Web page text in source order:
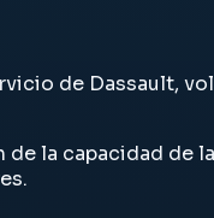
de Dassault,
la capacidad de